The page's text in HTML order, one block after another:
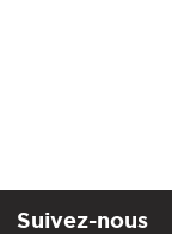
Suivez-nous